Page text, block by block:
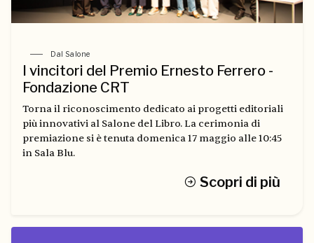
Dal Salone
I vincitori del Premio Ernesto Ferrero -
Fondazione CRT
Torna il riconoscimento dedicato ai progetti editoriali
più innovativi al Salone del Libro. La cerimonia di
premiazione si è tenuta domenica 17 maggio alle 10:45
in Sala Blu.
Scopri di più